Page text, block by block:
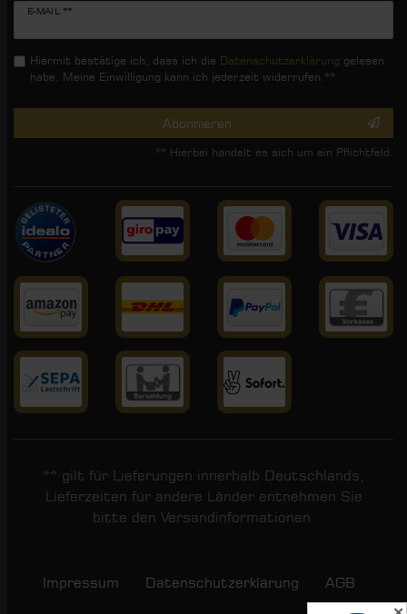
E-MAIL **
Newsletter
Hiermit bestätige ich, dass ich die Daten­schutz­erklärung gelesen
habe. Meine Einwilligung kann ich jederzeit widerrufen.**
Abonnieren
** Hierbei handelt es sich um ein Pflichtfeld.
** gilt für Lieferungen innerhalb Deutschlands,
Lieferzeiten für andere Länder entnehmen Sie
bitte den Versandinformationen
Impressum Daten­schutz­erklärung AGB